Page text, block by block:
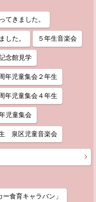
きました。
した。 ５年生音楽会
念館見学
年児童集会２年生
年児童集会４年生
児童集会
泉区児童音楽会
食育キャラバン」